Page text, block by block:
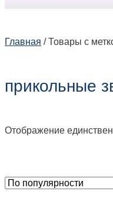
Главная / Товары с
прикольные
Отображение